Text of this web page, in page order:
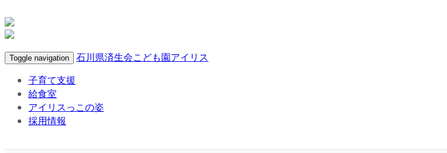
Toggle navigation
石川県済生会こども園アイリス
子育て支援
給食室
アイリスっこの姿
採用情報